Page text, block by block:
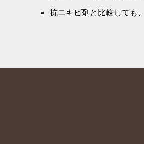
抗ニキビ剤と比較しても